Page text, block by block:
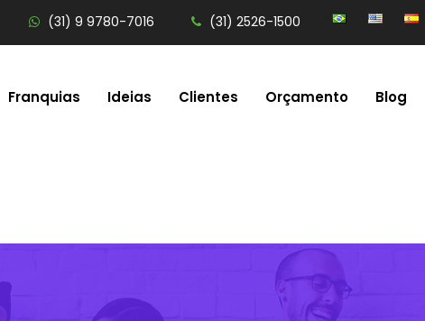
(31) 9 9780-7016 (31) 2526-1500
Franquias Ideias Clientes Orçamento Blog